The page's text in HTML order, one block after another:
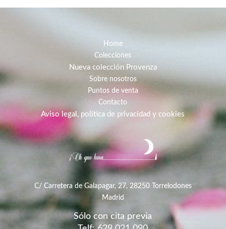
Home
Colecciones
Nueva colección Provenza
Sobre nosotros
Puntos de venta
Contacto
Aviso legal, política de privacidad y cookies
C/ Carretera de Galapagar, 27, 28250 Torrelodones
Madrid
Sólo con cita previa